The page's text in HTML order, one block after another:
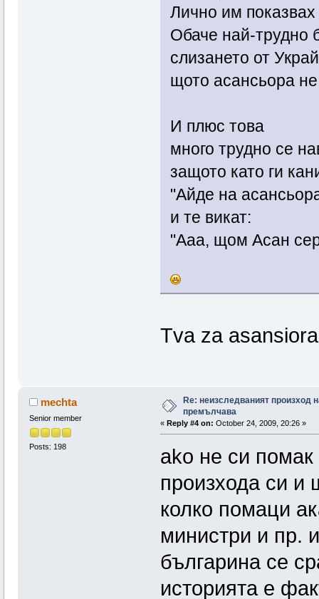
Лично им показвах
Обаче най-трудно
слизането от
щото асансьора
И плюс това
много трудно се
защото като ги
"Айде на
и те викат:
"Ааа, щом Асан
Tva za
mechta
Senior member
Posts: 198
Re: неизследваният произход
премълчава
« Reply #4 on: October 24, 2009, 20:26 »
ako не си
произхода си и
колко помаци
министри и пр.
българина се
историята е